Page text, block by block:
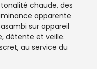
chaude, des
apparente
sur appareil
détente et veille.
au service du